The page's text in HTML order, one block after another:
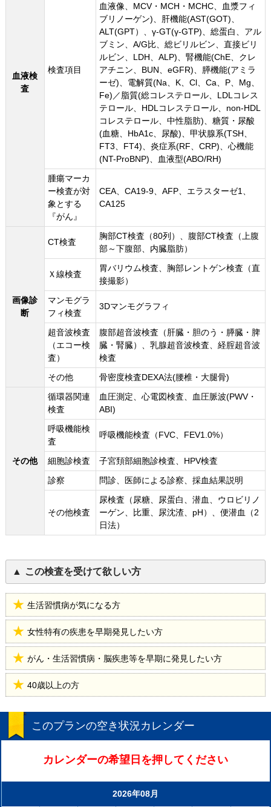
血液検
査
検査項目
血液像、MCV・MCH・MCHC、血漿フィ
ブリノーゲン)、肝機能(AST(GOT)、
ALT(GPT）、γ-GT(γ-GTP)、総蛋白、アル
ブミン、A/G比、総ビリルビン、直接ビリ
ルビン、LDH、ALP)、腎機能(ChE、クレ
アチニン、BUN、eGFR)、膵機能(アミラ
ーゼ)、電解質(Na、K、Cl、Ca、P、Mg、
Fe)／脂質(総コレステロール、LDLコレス
テロール、HDLコレステロール、non-HDL
コレステロール、中性脂肪)、糖質・尿酸
(血糖、HbA1c、尿酸)、甲状腺系(TSH、
FT3、FT4)、炎症系(RF、CRP)、心機能
(NT-ProBNP)、血液型(ABO/RH)
腫瘍マーカ
ー検査が対
象とする
『がん』
CEA、CA19-9、AFP、エラスターゼ1、
CA125
画像診
断
CT検査
胸部CT検査（80列）、腹部CT検査（上腹
部～下腹部、内臓脂肪）
Ｘ線検査
胃バリウム検査、胸部レントゲン検査（直
接撮影）
マンモグラ
フィ検査
3Dマンモグラフィ
超音波検査
（エコー検
査）
腹部超音波検査（肝臓・胆のう・膵臓・脾
臓・腎臓）、乳腺超音波検査、経腟超音波
検査
その他
骨密度検査DEXA法(腰椎・大腿骨)
その他
循環器関連
検査
血圧測定、心電図検査、血圧脈波(PWV・
ABI)
呼吸機能検
査
呼吸機能検査（FVC、FEV1.0%）
細胞診検査
子宮頚部細胞診検査、HPV検査
診察
問診、医師による診察、採血結果説明
その他検査
尿検査（尿糖、尿蛋白、潜血、ウロビリノ
ーゲン、比重、尿沈渣、pH）、便潜血（2
日法）
この検査を受けて欲しい方
生活習慣病が気になる方
女性特有の疾患を早期発見したい方
がん・生活習慣病・脳疾患等を早期に発見したい方
40歳以上の方
このプランの空き状況カレンダー
カレンダーの希望日を押してください
2026年08月